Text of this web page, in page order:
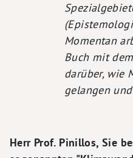
Momentan
Buch mit
darüber, wie
gelangen
Herr Prof. Pinillos, Sie